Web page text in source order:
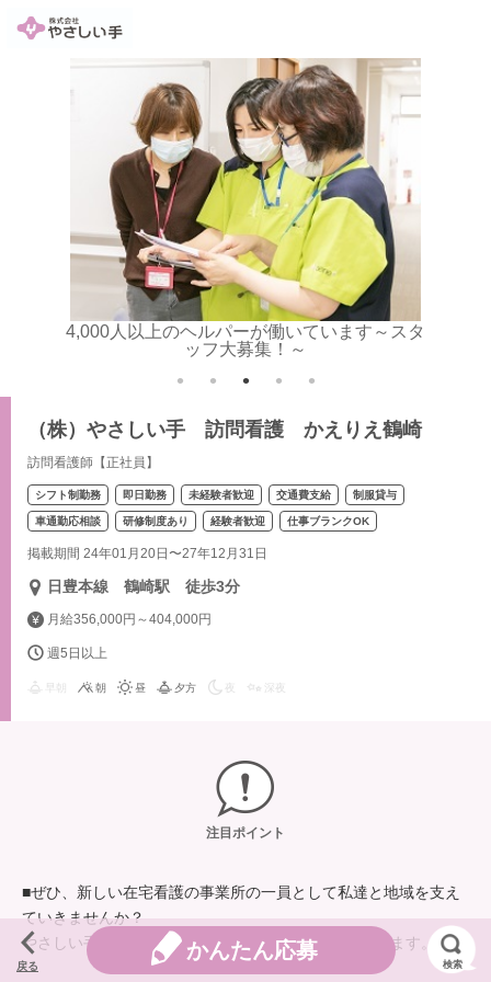
4,000人以上のヘルパーが働いています～スタ
ッフ大募集！～
（株）やさしい手 訪問看護 かえりえ鶴崎
訪問看護師【正社員】
シフト制勤務 即日勤務 未経験者歓迎 交通費支給 制服貸与
車通勤応相談 研修制度あり 経験者歓迎 仕事ブランクOK
掲載期間 24年01月20日〜27年12月31日
日豊本線 鶴崎駅 徒歩3分
月給356,000円～404,000円
週5日以上
朝 昼 夕方 夜 深夜
注目ポイント
■ぜひ、新しい在宅看護の事業所の一員として私達と地域を支え
ていきませんか？
やさしい手は、あなたのそのチカラをお待ちしております。
戻る
かんたん応募
検索